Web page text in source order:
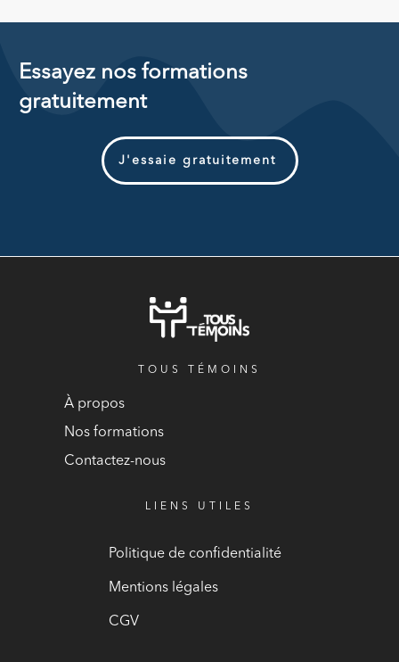
Essayez nos formations
gratuitement
J'essaie gratuitement
TOUS TÉMOINS
À propos
Nos formations
Contactez-nous
LIENS UTILES
Politique de confidentialité
Mentions légales
CGV